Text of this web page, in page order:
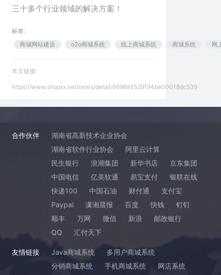
三十多个行业领域的解决方案！
标签:
商城网站建设
o2o商城系统 线上商城系统 商城系统 网
本文链接:
https://www.shopxx.net/news/detail/669893529194be00018dc539
合作伙伴
湖南省高新技术企业协会
湖南省软件行业协会
阿里云计算
民生银行
浪潮集团 新华书店
京东集团
中国电信
亿美软通 易宝支付
银联在线
快递100
中国石油 财付通
支付宝
Paypal
潇湘晨报 百度 快钱
钉钉
顺丰
万网 微信 新浪
邮政银行
QQ
汇付天下
友情链接 Java商城系统
多用户商城系统
分销商城系统
手机商城系统
网店系统